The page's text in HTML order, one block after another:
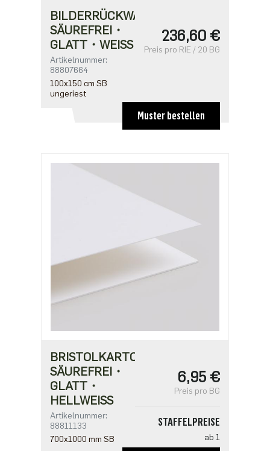
BILDERRÜCKWANDPAPPE
SÄUREFREI・
GLATT・WEISS
Artikelnummer:
88807664
100x150 cm SB
ungeriest
236,60 €
Preis pro RIE / 20 BG
Muster bestellen
BRISTOLKARTON
SÄUREFREI・
GLATT・
HELLWEISS
Artikelnummer:
88811133
700x1000 mm SB
6,95 €
Preis pro BG
STAFFELPREISE
ab 1